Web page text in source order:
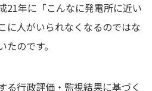
21年に「こんなに発電所に近い
に人がいられなくなるのではな
のです。
行政評価・監視結果に基づく